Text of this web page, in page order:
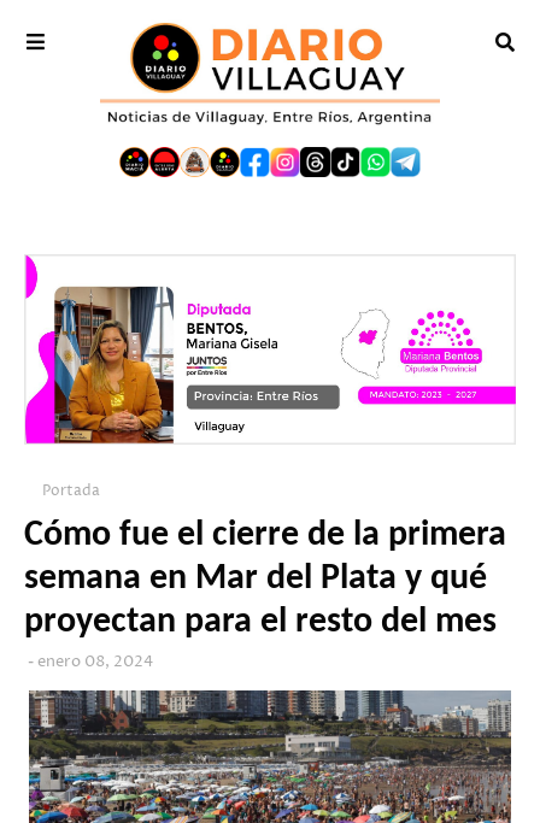
Portada
Cómo fue el cierre de la primera
semana en Mar del Plata y qué
proyectan para el resto del mes
enero 08, 2024